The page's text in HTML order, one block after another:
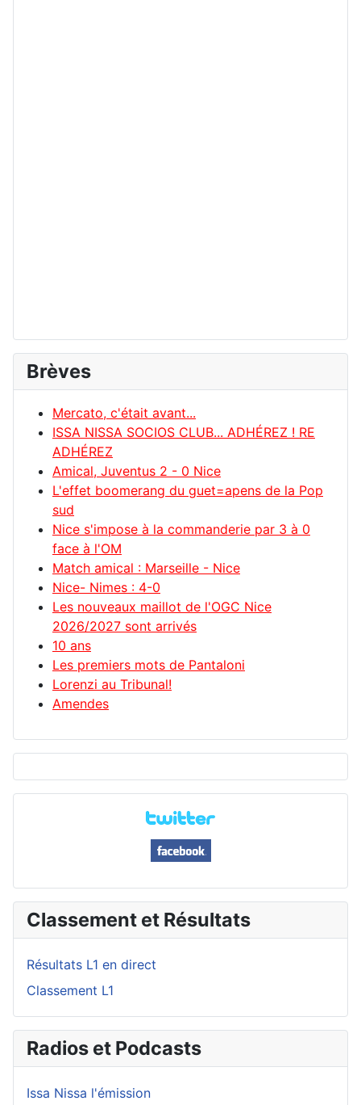
Brèves
Mercato, c'était avant...
ISSA NISSA SOCIOS CLUB... ADHÉREZ ! RE
ADHÉREZ
Amical, Juventus 2 - 0 Nice
L'effet boomerang du guet=apens de la Pop
sud
Nice s'impose à la commanderie par 3 à 0
face à l'OM
Match amical : Marseille - Nice
Nice- Nimes : 4-0
Les nouveaux maillot de l'OGC Nice
2026/2027 sont arrivés
10 ans
Les premiers mots de Pantaloni
Lorenzi au Tribunal!
Amendes
Classement et Résultats
Résultats L1 en direct
Classement L1
Radios et Podcasts
Issa Nissa l'émission